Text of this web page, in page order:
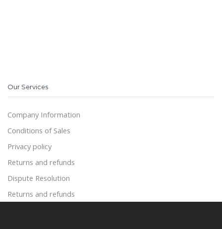
Our Services
Company Information
Conditions of Sales
Privacy policy
Returns and refunds
Dispute Resolution
Returns and refunds